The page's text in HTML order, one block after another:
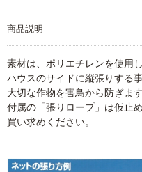
商品説明
素材は、ポリエチレンを使用し
ハウスのサイドに縦張りする
大切な作物を害鳥から防ぎま
付属の「張りロープ」は仮止
買い求めください。